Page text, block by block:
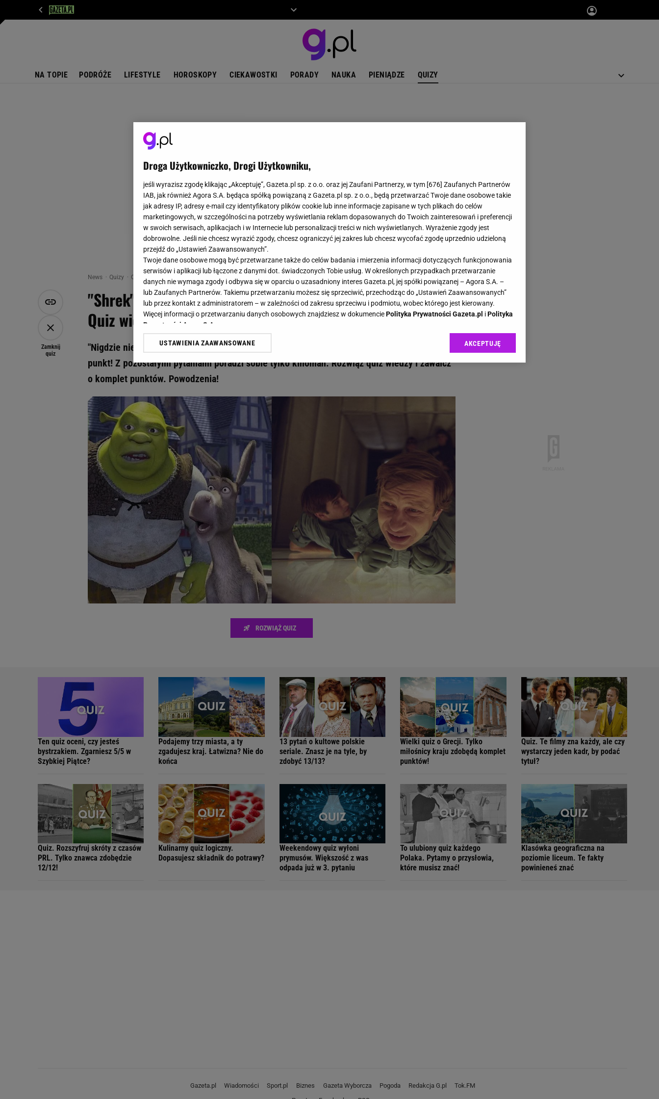
NA TOPIE PODRÓŻE LIFESTYLE HOROSKOPY CIEKAWOSTKI PORADY NAUKA PIENIĄDZE QUIZY
News Quizy Quiz - "Shrek" czy "Seksmisja"? Dopasuj cytaty do produkcji. Quiz wiedzy dla prawdziwych kinomanów - Gazeta.pl
Zamknij
quiz
"Shrek" czy "Seksmisja"? Dopasuj cytaty do produkcji.
Quiz wiedzy dla prawdziwych kinomanów
"Nigdzie nie jedziemy, a zupa była za słona!" Wiesz, skąd pochodzi ten cytat? Masz już jeden
punkt! Z pozostałymi pytaniami poradzi sobie tylko kinoman. Rozwiąż quiz wiedzy i zawalcz
o komplet punktów. Powodzenia!
ROZWIĄŻ QUIZ
Ten quiz oceni, czy jesteś
bystrzakiem. Zgarniesz 5/5 w
Szybkiej Piątce?
Podajemy trzy miasta, a ty
zgadujesz kraj. Łatwizna? Nie do
końca
13 pytań o kultowe polskie
seriale. Znasz je na tyle, by
zdobyć 13/13?
Wielki quiz o Grecji. Tylko
miłośnicy kraju zdobędą komplet
punktów!
Quiz. Te filmy zna każdy, ale czy
wystarczy jeden kadr, by podać
tytuł?
Quiz. Rozszyfruj skróty z czasów
PRL. Tylko znawca zdobędzie
12/12!
Kulinarny quiz logiczny.
Dopasujesz składnik do potrawy?
Weekendowy quiz wyłoni
prymusów. Większość z was
odpada już w 3. pytaniu
To ulubiony quiz każdego
Polaka. Pytamy o przysłowia,
które musisz znać!
Klasówka geograficzna na
poziomie liceum. Te fakty
powinieneś znać
Gazeta.pl Wiadomości Sport.pl Biznes Gazeta Wyborcza Pogoda Redakcja G.pl
Tok.FM
Droga Użytkowniczko, Drogi Użytkowniku,
jeśli wyrazisz zgodę klikając „Akceptuję”, Gazeta.pl sp. z o.o. oraz jej Zaufani Partnerzy, w tym [676] Zaufanych Partnerów
IAB, jak również Agora S.A. będąca spółką powiązaną z Gazeta.pl sp. z o.o., będą przetwarzać Twoje dane osobowe takie
jak adresy IP, adresy e-mail czy identyfikatory plików cookie lub inne informacje zapisane w tych plikach do celów
marketingowych, w szczególności na potrzeby wyświetlania reklam dopasowanych do Twoich zainteresowań i preferencji
w swoich serwisach, aplikacjach i w Internecie lub personalizacji treści w nich wyświetlanych. Wyrażenie zgody jest
dobrowolne. Jeśli nie chcesz wyrazić zgody, chcesz ograniczyć jej zakres lub chcesz wycofać zgodę uprzednio udzieloną
przejdź do „Ustawień Zaawansowanych”.
Twoje dane osobowe mogą być przetwarzane także do celów badania i mierzenia informacji dotyczących funkcjonowania
serwisów i aplikacji lub łączone z danymi dot. świadczonych Tobie usług. W określonych przypadkach przetwarzanie
danych nie wymaga zgody i odbywa się w oparciu o uzasadniony interes Gazeta.pl, jej spółki powiązanej – Agora S.A. –
lub Zaufanych Partnerów. Takiemu przetwarzaniu możesz się sprzeciwić, przechodząc do „Ustawień Zaawansowanych”
lub przez kontakt z administratorem – w zależności od zakresu sprzeciwu i podmiotu, wobec którego jest kierowany.
Więcej informacji o przetwarzaniu danych osobowych znajdziesz w dokumenciePolityka Prywatności Gazeta.pl iPolityka
Prywatności Agora S.A.
Klikając „Akceptuję” wyrażasz też zgodę na zainstalowanie i przechowywanie plików cookie Gazeta.pl sp. z o.o., jej
dotyczące plików cookie, wywołując narzędzie do zarządzania twoimi preferencjami dot. przetwarzania danych poprzez
odnośnik „Ustawienia prywatności ” w stopce serwisu i przechodząc do „Ustawień Zaawansowanych”. Zmiana ustawień
My, nasi Zaufani Partnerzy i Agora S.A. możemy przetwarzać dane osobowe w następujących celach:
Użycie dokładnych danych geolokalizacyjnych. Aktywne skanowanie charakterystyki urządzenia do celów identyfikacji.
Przechowywanie informacji na urządzeniu lub dostęp do nich. Spersonalizowane reklamy i treści, pomiar reklam i treści,
badnie odbiorców i ulepszanie usług. Lista Zaufanych Partnerów
USTAWIENIA ZAAWANSOWANE AKCEPTUJĘ